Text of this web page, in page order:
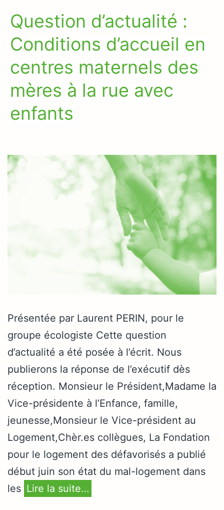
Question d’actualité :
Conditions d’accueil en
centres maternels des
mères à la rue avec
enfants
Présentée par Laurent PERIN, pour le
groupe écologiste Cette question
d’actualité a été posée à l’écrit. Nous
publierons la réponse de l’exécutif dès
réception. Monsieur le Président,Madame la
Vice-présidente à l’Enfance, famille,
jeunesse,Monsieur le Vice-président au
Logement,Chèr.es collègues, La Fondation
pour le logement des défavorisés a publié
début juin son état du mal-logement dans
les Lire la suite…